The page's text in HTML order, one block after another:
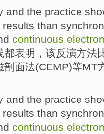
and the practice
results than
continuous
都表明 ， 该反演方法
剖面法(CEMP)等MT
and the practice
results than
continuous